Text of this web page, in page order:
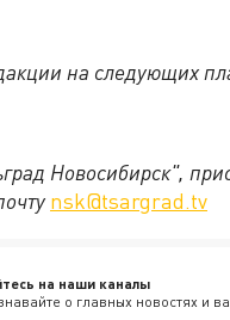
на следующих
Новосибирск",
nsk@tsargrad.tv
на наши каналы
о главных новостях и